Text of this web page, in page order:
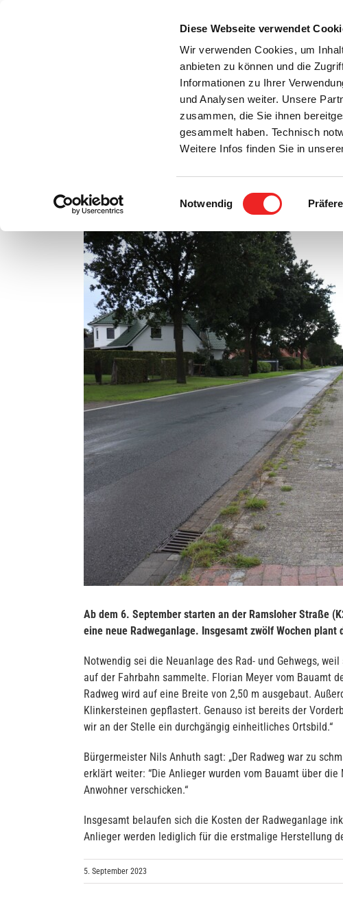
Diese Webseite verwendet
Wir verwenden Cookies, um
anbieten zu können und die
Informationen zu Ihrer
und Analysen weiter. Unsere
zusammen, die Sie ihnen
gesammelt haben. Technisch
Weitere Infos finden Sie in
Einwilligungsauswahl
Notwendig
Bürgerservice Rats- / Bürgerinfo
Neuer Geh- und Radweg an Ramsloher Straße
grösseres
Bild
Ab dem 6. September starten an der Ramsloher Straße
eine neue Radweganlage. Insgesamt zwölf Wochen
Notwendig sei die Neuanlage des Rad- und Gehwegs,
auf der Fahrbahn sammelte. Florian Meyer vom Bauamt
Radweg wird auf eine Breite von 2,50 m ausgebaut.
Klinkersteinen gepflastert. Genauso ist bereits der
wir an der Stelle ein durchgängig einheitliches Ortsbild.“
Bürgermeister Nils Anhuth sagt: „Der Radweg war zu
erklärt weiter: “Die Anlieger wurden vom Bauamt über
Anwohner verschicken.“
Insgesamt belaufen sich die Kosten der Radweganlage
Anlieger werden lediglich für die erstmalige Herstellung
5. September 2023